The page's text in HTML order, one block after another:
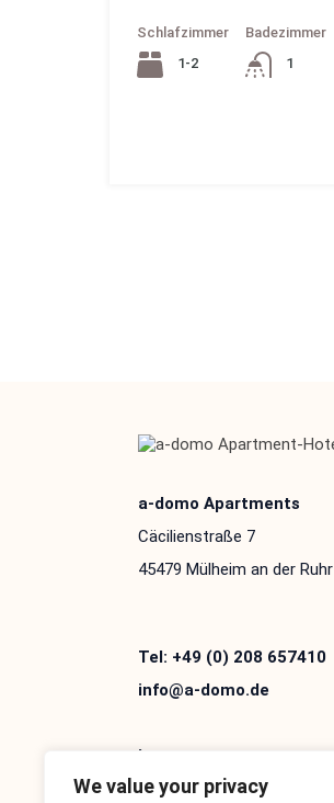
We value your privacy
Schlafzimmer
1-2
Badezimmer
1
a-domo Apartments
Cäcilienstraße 7
45479 Mülheim an der Ruhr
Tel: +49 (0) 208 657410
info@a-domo.de
Impressum